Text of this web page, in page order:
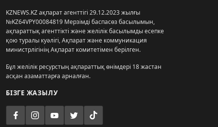
KZNEWS.KZ ақпарат агенттігі 29.12.2023 жылғы
№KZ64VPY00084819 Мерзімді баспасөз басылымын,
ақпараттық агенттікті және желілік басылымды есепке
қою туралы куәлігі, Ақпарат және коммуникация
министрлігінің Ақпарат комитетімен берілген.
Бұл желілік ресурстың ақпараттық өнімдері 18 жастан
асқан азаматтарға арналған.
БІЗГЕ ЖАЗЫЛУ